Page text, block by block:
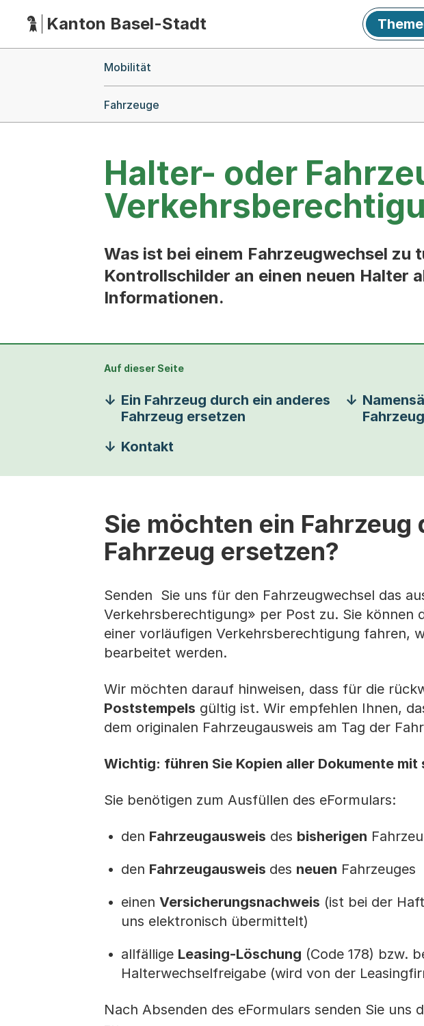
HauptnavigationKanton Basel-Stadt
Mobilität
Fahrzeuge
Halter- oder
Was ist bei einem Fahrzeugwechsel zu
Kontrollschilder an einen neuen Halter
Informationen.
Auf dieser Seite
Ein Fahrzeug durch ein anderes
Fahrzeug ersetzen
Kontakt
Sie möchten ein Fahrzeug
Fahrzeug ersetzen?
Senden Sie uns für den Fahrzeugwechsel das
Verkehrsberechtigung» per Post zu. Sie können
einer vorläufigen Verkehrsberechtigung fahren,
bearbeitet werden.
Wir möchten darauf hinweisen, dass für die
Poststempels gültig ist. Wir empfehlen Ihnen,
dem originalen Fahrzeugausweis am Tag der
Wichtig: führen Sie Kopien aller Dokumente mit
Sie benötigen zum Ausfüllen des eFormulars:
den Fahrzeugausweis des bisherigen
den Fahrzeugausweis des neuen Fahrzeuges
einen Versicherungsnachweis (ist bei der
uns elektronisch übermittelt)
allfällige Leasing-Löschung (Code 178) bzw.
Halterwechselfreigabe (wird von der
Nach Absenden des eFormulars senden Sie uns